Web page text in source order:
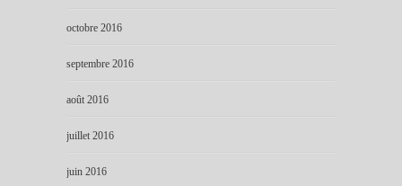
octobre 2016
septembre 2016
août 2016
juillet 2016
juin 2016